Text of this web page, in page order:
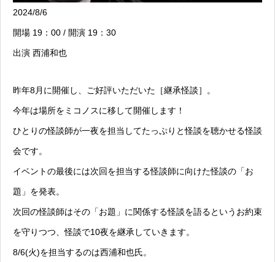
2024/8/6
開場 19：00 / 開演 19：30
出演 西浦和也
昨年8月に開催し、ご好評いただいた［継承怪談］。
今年は場所をミコノスに移して開催します！
ひとりの怪談師が一夜を担当してたっぷりと怪談を聴かせる怪談
会です。
イベントの最後には次回を担当する怪談師に向けた怪談の「お
題」を発表。
次回の怪談師はその「お題」に関係する怪談を語るというお約束
を守りつつ、怪談で10夜を継承していきます。
8/6(火)を担当するのは西浦和也氏。